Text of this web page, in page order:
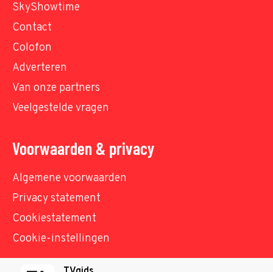
SkyShowtime
Contact
Colofon
Adverteren
Van onze partners
Veelgestelde vragen
Voorwaarden & privacy
Algemene voorwaarden
Privacy statement
Cookiestatement
Cookie-instellingen